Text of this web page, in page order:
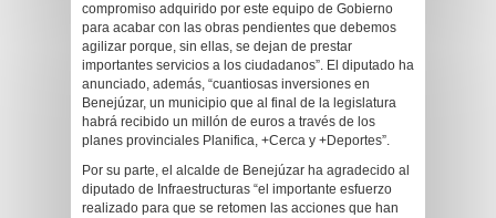
compromiso adquirido por este equipo de Gobierno
para acabar con las obras pendientes que debemos
agilizar porque, sin ellas, se dejan de prestar
importantes servicios a los ciudadanos”. El diputado ha
anunciado, además, “cuantiosas inversiones en
Benejúzar, un municipio que al final de la legislatura
habrá recibido un millón de euros a través de los
planes provinciales Planifica, +Cerca y +Deportes”.
Por su parte, el alcalde de Benejúzar ha agradecido al
diputado de Infraestructuras “el importante esfuerzo
realizado para que se retomen las acciones que han